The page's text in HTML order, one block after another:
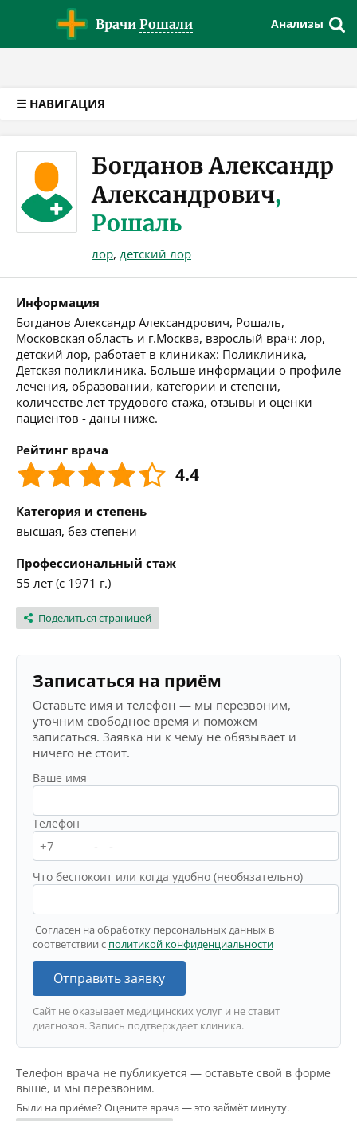
Врачи Рошали Анализы
☰ НАВИГАЦИЯ
Богданов Александр
Александрович,
Рошаль
лор, детский лор
Информация
Богданов Александр Александрович, Рошаль,
Московская область и г.Москва, взрослый врач: лор,
детский лор, работает в клиниках: Поликлиника,
Детская поликлиника. Больше информации о профиле
лечения, образовании, категории и степени,
количестве лет трудового стажа, отзывы и оценки
пациентов - даны ниже.
Рейтинг врача
4.4
Категория и степень
высшая, без степени
Профессиональный стаж
55 лет (с 1971 г.)
Поделиться страницей
Записаться на приём
Оставьте имя и телефон — мы перезвоним,
уточним свободное время и поможем
записаться. Заявка ни к чему не обязывает и
ничего не стоит.
Ваше имя
Телефон
Что беспокоит или когда удобно (необязательно)
Согласен на обработку персональных данных в
соответствии с политикой конфиденциальности
Отправить заявку
Сайт не оказывает медицинских услуг и не ставит
диагнозов. Запись подтверждает клиника.
Телефон врача не публикуется — оставьте свой в форме
выше, и мы перезвоним.
Были на приёме? Оцените врача — это займёт минуту.